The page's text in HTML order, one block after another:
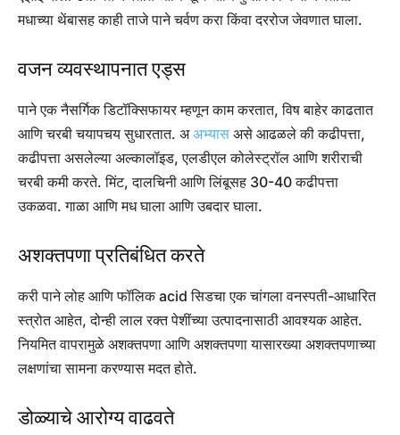
मधाच्या थेंबासह काही ताजे पाने चर्वण करा किंवा दररोज जेवणात घाला.
वजन व्यवस्थापनात एड्स
पाने एक नैसर्गिक डिटॉक्सिफायर म्हणून काम करतात, विष बाहेर काढतात
आणि चरबी चयापचय सुधारतात. अअभ्यास असे आढळले की कढीपत्ता,
कढीपत्ता असलेल्या अल्कालॉइड, एलडीएल कोलेस्ट्रॉल आणि शरीराची
चरबी कमी करते. मिंट, दालचिनी आणि लिंबूसह 30-40 कढीपत्ता
उकळवा. गाळा आणि मध घाला आणि उबदार घाला.
अशक्तपणा प्रतिबंधित करते
करी पाने लोह आणि फॉलिक acid सिडचा एक चांगला वनस्पती-आधारित
स्त्रोत आहेत, दोन्ही लाल रक्त पेशींच्या उत्पादनासाठी आवश्यक आहेत.
नियमित वापरामुळे अशक्तपणा आणि अशक्तपणा यासारख्या अशक्तपणाच्या
लक्षणांचा सामना करण्यास मदत होते.
डोळ्याचे आरोग्य वाढवते